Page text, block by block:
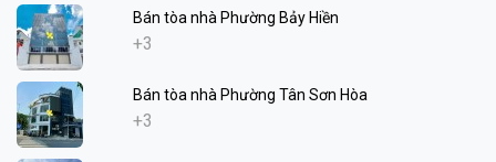
Bán tòa nhà Phường Bảy Hiền
+3
Bán tòa nhà Phường Tân Sơn Hòa
+3